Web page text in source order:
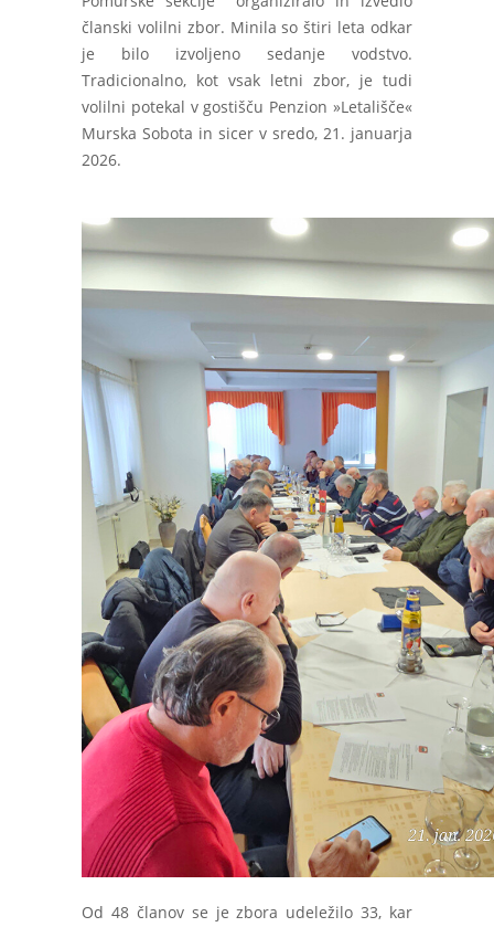
članski volilni zbor. Minila so štiri leta odkar
je bilo izvoljeno sedanje vodstvo.
Tradicionalno, kot vsak letni zbor, je tudi
volilni potekal v gostišču Penzion »Letališče«
Murska Sobota in sicer v sredo, 21. januarja
2026.
Od 48 članov se je zbora udeležilo 33, kar